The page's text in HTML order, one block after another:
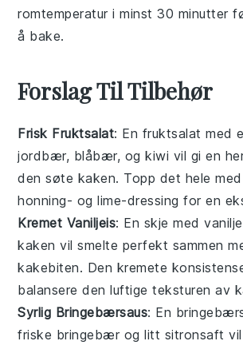
romtemperatur i minst 30 minutter
å bake.
Forslag Til Tilbehør
Frisk Fruktsalat: En fruktsalat med
jordbær, blåbær, ogkiwi vil gi en
den søte kaken. Topp det hele
honning- oglime-dressing for en
Kremet Vaniljeis: En skje med
kaken vil smelte perfekt sammen
kakebiten. Den kremete
balansere den luftige teksturen av
Syrlig Bringebærsaus: En
friske bringebær og litt sitronsaft